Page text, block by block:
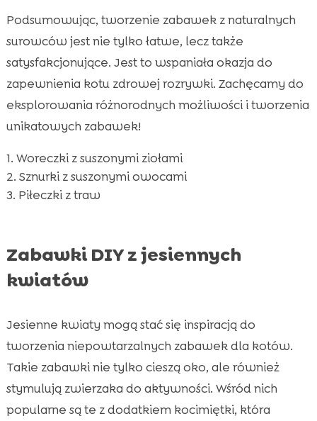
Podsumowując, tworzenie zabawek z naturalnych
surowców jest nie tylko łatwe, lecz także
satysfakcjonujące. Jest to wspaniała okazja do
zapewnienia kotu zdrowej rozrywki. Zachęcamy do
eksplorowania różnorodnych możliwości i tworzenia
unikatowych zabawek!
Woreczki z suszonymi ziołami
Sznurki z suszonymi owocami
Piłeczki z traw
Zabawki DIY z jesiennych
kwiatów
Jesienne kwiaty mogą stać się inspiracją do
tworzenia niepowtarzalnych zabawek dla kotów.
Takie zabawki nie tylko cieszą oko, ale również
stymulują zwierzaka do aktywności. Wśród nich
popularne są te z dodatkiem kocimiętki, która